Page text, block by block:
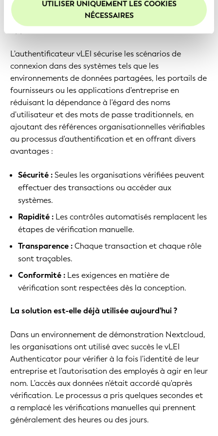
Nous vous recommandons d'activer les cookies afin
d'améliorer votre expérience sur notre site Web.
UTILISER UNIQUEMENT LES COOKIES
NÉCESSAIRES
Quels avantages les entreprises tirent-elles de cette
approche ?
L'authentificateur vLEI sécurise les scénarios de
connexion dans des systèmes tels que les
environnements de données partagées, les portails de
fournisseurs ou les applications d'entreprise en
réduisant la dépendance à l'égard des noms
d'utilisateur et des mots de passe traditionnels, en
ajoutant des références organisationnelles vérifiables
au processus d'authentification et en offrant divers
avantages :
Sécurité :Seules les organisations vérifiées peuvent
effectuer des transactions ou accéder aux
systèmes.
Rapidité : Les contrôles automatisés remplacent les
étapes de vérification manuelle.
Transparence :Chaque transaction et chaque rôle
sont traçables.
Conformité : Les exigences en matière de
vérification sont respectées dès la conception.
La solution est-elle déjà utilisée aujourd'hui ?
Dans un environnement de démonstration Nextcloud,
les organisations ont utilisé avec succès le vLEI
Authenticator pour vérifier à la fois l'identité de leur
entreprise et l'autorisation des employés à agir en leur
nom. L'accès aux données n'était accordé qu'après
vérification. Le processus a pris quelques secondes et
a remplacé les vérifications manuelles qui prennent
généralement des heures ou des jours.